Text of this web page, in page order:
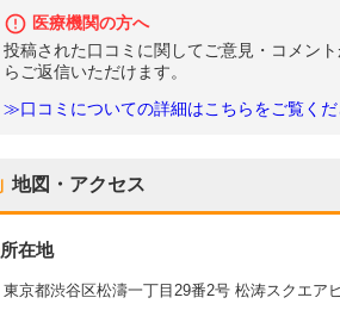
医療機関の方へ
投稿された口コミに関してご意見・コメン
らご返信いただけます。
≫口コミについての詳細はこちらをご覧くだ
地図・アクセス
所在地
東京都渋谷区松濤一丁目29番2号 松涛スクエア